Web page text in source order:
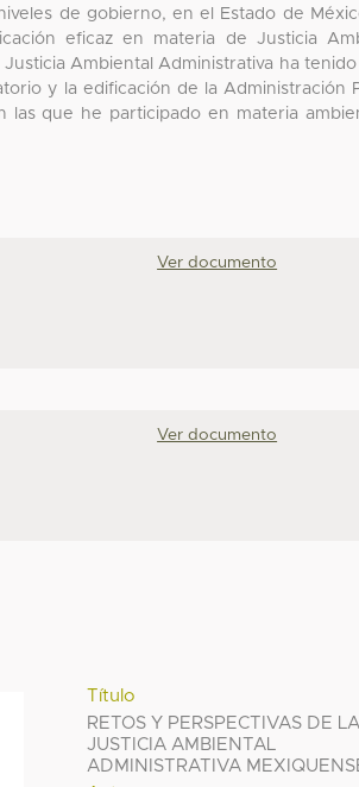
de gobierno, en el Estado de
eficaz en materia de Justicia
Ambiental Administrativa ha tenido
y la edificación de la Administración
que he participado en materia
Ver documento
Ver documento
Título
RETOS Y PERSPECTIVAS DE LA
JUSTICIA AMBIENTAL
ADMINISTRATIVA